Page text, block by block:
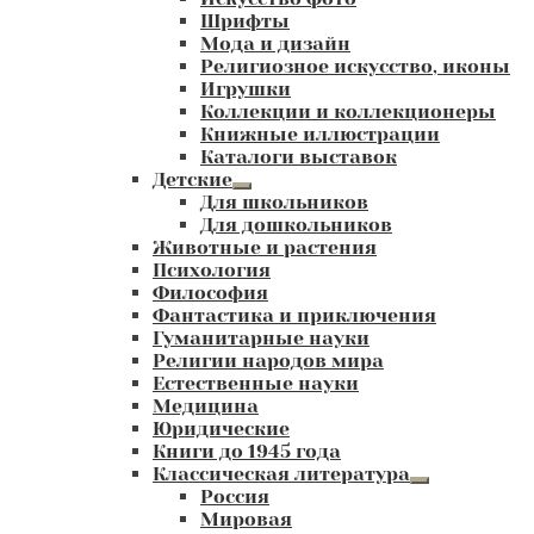
Шрифты
Мода и дизайн
Религиозное искусство, иконы
Игрушки
Коллекции и коллекционеры
Книжные иллюстрации
Каталоги выставок
Детские
Развернутое
вложенное
меню
Для школьников
Для дошкольников
Животные и растения
Психология
Философия
Фантастика и приключения
Гуманитарные науки
Религии народов мира
Естественные науки
Медицина
Юридические
Книги до 1945 года
Классическая литература
Развернутое
Россия
Мировая